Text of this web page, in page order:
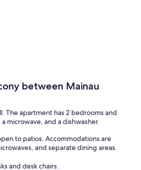
between Mainau
The apartment has 2 bedrooms and
microwave, and a dishwasher.
to patios. Accommodations are
and separate dining areas.
and desk chairs.